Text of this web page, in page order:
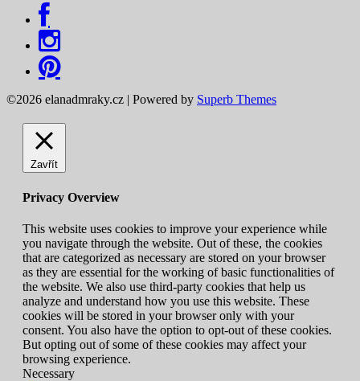
©2026 elanadmraky.cz | Powered by Superb Themes
Zavřít
Privacy Overview
This website uses cookies to improve your experience while
you navigate through the website. Out of these, the cookies
that are categorized as necessary are stored on your browser
as they are essential for the working of basic functionalities of
the website. We also use third-party cookies that help us
analyze and understand how you use this website. These
cookies will be stored in your browser only with your
consent. You also have the option to opt-out of these cookies.
But opting out of some of these cookies may affect your
browsing experience.
Necessary